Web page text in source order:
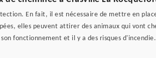
En fait, il est nécessaire de mettre en
elles peuvent attirer des animaux qui vont
fonctionnement et il y a des risques